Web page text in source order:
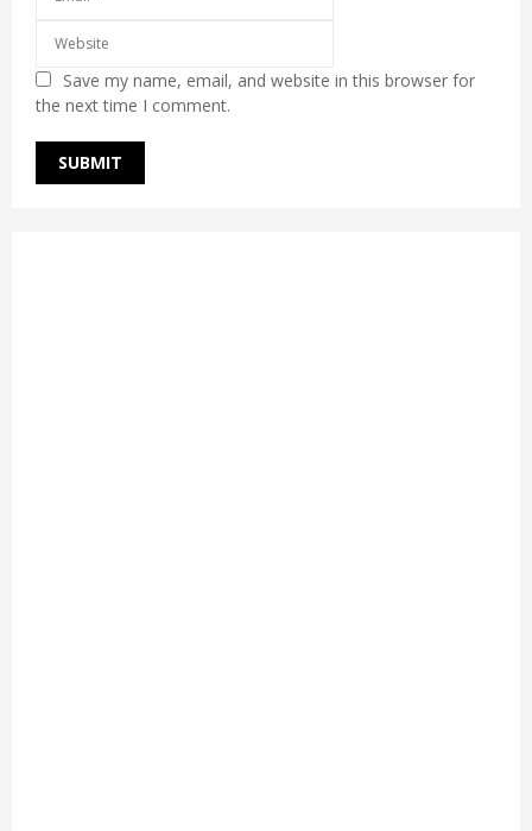
Save my name, email, and website in this browser for
the next time I comment.